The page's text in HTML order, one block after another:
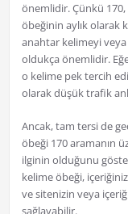
önemlidir. Çünkü
öbeğinin aylık olarak
anahtar kelimeyi
oldukça önemlidir.
o kelime pek tercih
olarak düşük trafik
Ancak, tam tersi de
öbeği 170 aramanın
ilginin olduğunu
kelime öbeği,
ve sitenizin veya
sağlayabilir.